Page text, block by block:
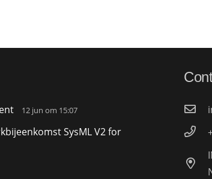
12 jun om 15:07
SysML V2 for